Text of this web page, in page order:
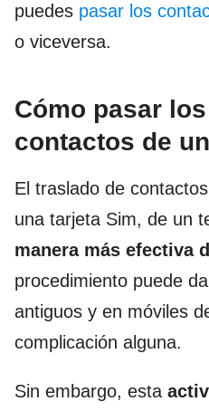
puedes pasar los
o viceversa.
Cómo pasar
contactos de
El traslado de
una tarjeta Sim, de un
manera más efectiva
procedimiento puede
antiguos y en móviles
complicación alguna.
Sin embargo, esta